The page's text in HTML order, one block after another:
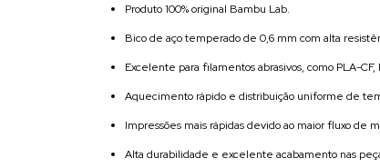
Produto 100% original Bambu Lab.
Bico de aço temperado de 0,6 mm com alta
Excelente para filamentos abrasivos, como PLA-CF,
Aquecimento rápido e distribuição uniforme de
Impressões mais rápidas devido ao maior fluxo de
Alta durabilidade e excelente acabamento nas